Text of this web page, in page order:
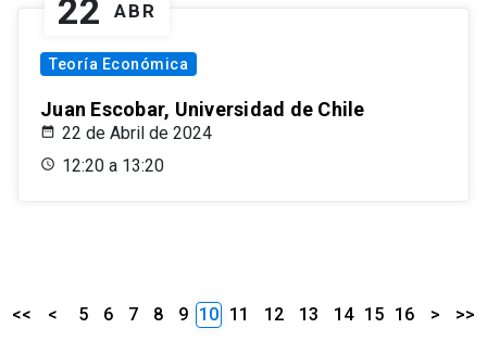
22 ABR
Teoría Económica
Juan Escobar, Universidad de Chile
22 de Abril de 2024
12:20 a 13:20
<< < 5 6 7 8 9 10 11 12 13 14 15 16 > >>